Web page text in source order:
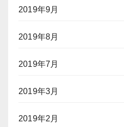
2019年9月
2019年8月
2019年7月
2019年3月
2019年2月